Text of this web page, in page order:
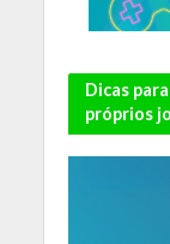
Dicas
próprios